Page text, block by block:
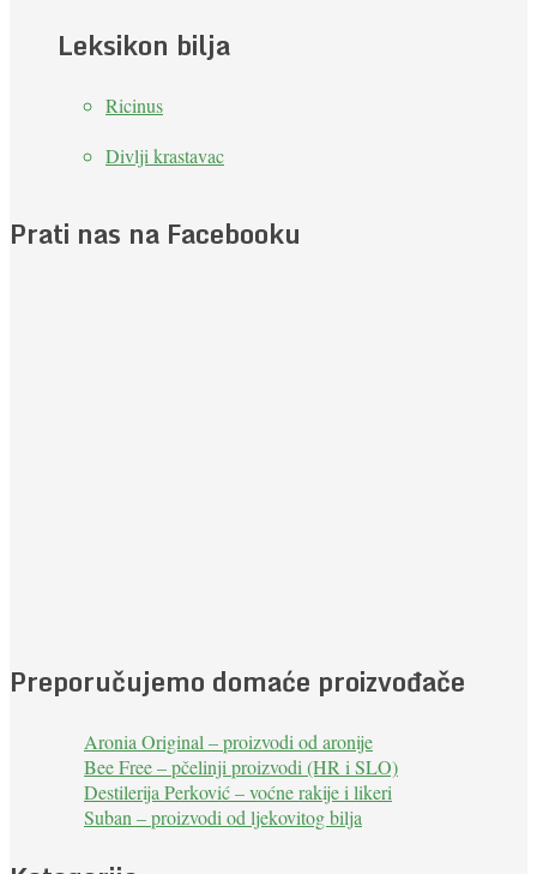
Leksikon bilja
Ricinus
Divlji krastavac
Prati nas na Facebooku
Preporučujemo domaće proizvođače
Aronia Original – proizvodi od aronije
Bee Free – pčelinji proizvodi (HR i SLO)
Destilerija Perković – voćne rakije i likeri
Suban – proizvodi od ljekovitog bilja